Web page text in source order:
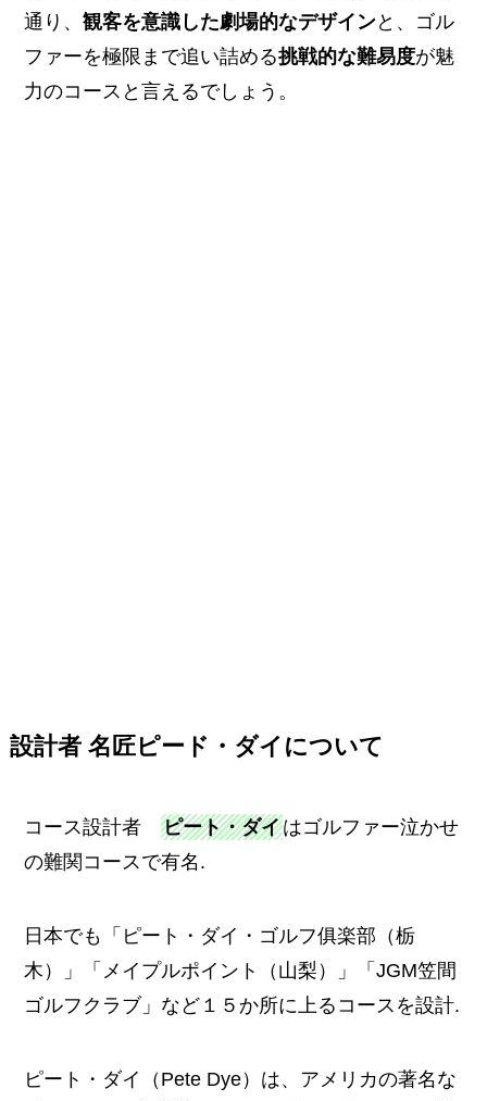
通り、観客を意識した劇場的なデザインと、ゴル
ファーを極限まで追い詰める挑戦的な難易度が魅
力のコースと言えるでしょう。
設計者 名匠ピード・ダイについて
コース設計者ピート・ダイはゴルファー泣かせ
の難関コースで有名.
日本でも「ピート・ダイ・ゴルフ俱楽部（栃
木）」「メイプルポイント（山梨）」「JGM笠間
ゴルフクラブ」など１５か所に上るコースを設計.
ピート・ダイ（Pete Dye）は、アメリカの著名な